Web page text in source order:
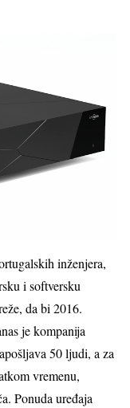
inženjera,
i softversku
da bi 2016.
je kompanija
50 ljudi, a za
vremenu,
Ponuda uređaja